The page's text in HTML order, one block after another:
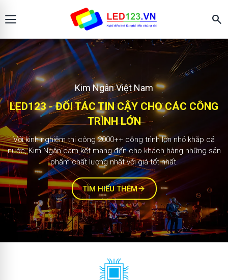
search
2.000+ công trình
Màn hình LED123
KIM NGÂN - ĐỐI TÁC TIN CẬY CHO CÁC
CÔNG TRÌNH LỚN
Với kinh nghiệm thi công 1000++ công trình lớn nhỏ khắp cả
nước, Kim Ngân cam kết mang đến cho khách hàng những sản
phẩm chất lượng nhất với giá tốt nhất.
TÌM HIỂU THÊM